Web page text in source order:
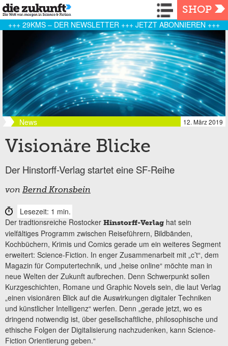
Navigation
SHOP
+++ 29KMS – DER NEWSLETTER +++ JETZT ABONNIEREN +++
News 12. März 2019
Visionäre Blicke
Der Hinstorff-Verlag startet eine SF-Reihe
von Bernd Kronsbein
Lesezeit: 1 min.
Der tradtionsreiche Rostocker Hinstorff-Verlag hat sein
vielfältiges Programm zwischen Reiseführern, Bildbänden,
Kochbüchern, Krimis und Comics gerade um ein weiteres Segment
erweitert: Science-Fiction. In enger Zusammenarbeit mit „c’t“, dem
Magazin für Computertechnik, und „heise online“ möchte man in
neue Welten der Zukunft aufbrechen. Denn Schwerpunkt sollen
Kurzgeschichten, Romane und Graphic Novels sein, die laut Verlag
„einen visionären Blick auf die Auswirkungen digitaler Techniken
und künstlicher Intelligenz“ werfen. Denn „gerade jetzt, wo es
dringend notwendig ist, über gesellschaftliche, philosophische und
ethische Folgen der Digitalisierung nachzudenken, kann Science-
Fiction Orientierung geben.“